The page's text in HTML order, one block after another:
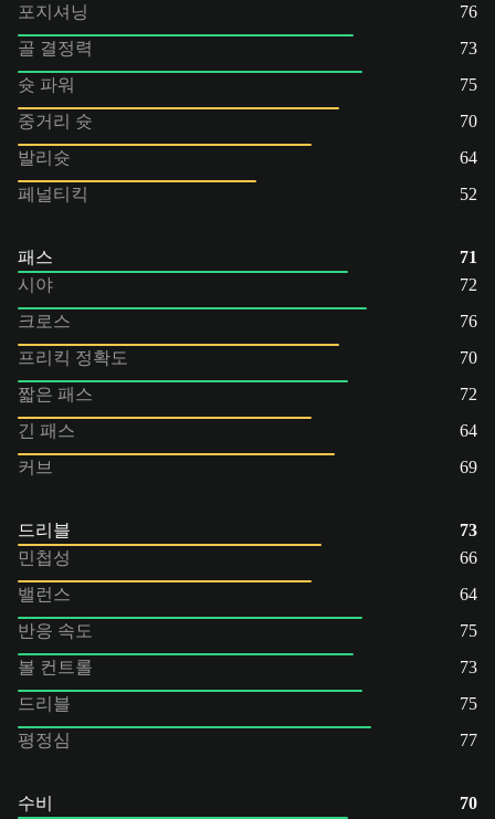
포지셔닝
76
골 결정력
73
슛 파워
75
중거리 슛
70
발리슛
64
페널티킥
52
패스
71
시야
72
크로스
76
프리킥 정확도
70
짧은 패스
72
긴 패스
64
커브
69
드리블
73
민첩성
66
밸런스
64
반응 속도
75
볼 컨트롤
73
드리블
75
평정심
77
수비
70